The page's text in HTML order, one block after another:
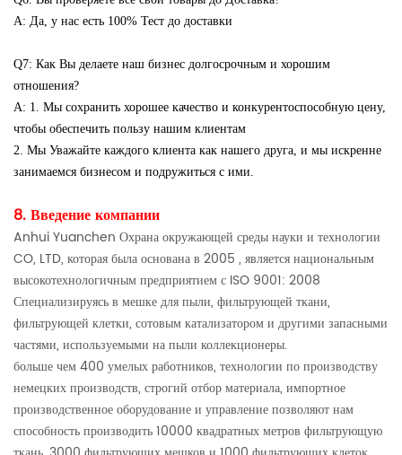
A: Да, у нас есть 100% Тест до доставки
Q7: Как Вы делаете наш бизнес долгосрочным и хорошим
отношения?
A: 1. Мы сохранить хорошее качество и конкурентоспособную цену,
чтобы обеспечить пользу нашим клиентам
2. Мы Уважайте каждого клиента как нашего друга, и мы искренне
занимаемся бизнесом и подружиться с ими.
8. Введение компании
Anhui Yuanchen Охрана окружающей среды науки и технологии
CO, LTD, которая была основана в 2005 , является национальным
высокотехнологичным предприятием с ISO 9001: 2008
Специализируясь в мешке для пыли, фильтрующей ткани,
фильтрующей клетки, сотовым катализатором и другими запасными
частями, используемыми на пыли коллекционеры.
больше чем 400 умелых работников, технологии по производству
немецких производств, строгий отбор материала, импортное
производственное оборудование и управление позволяют нам
способность производить 10000 квадратных метров фильтрующую